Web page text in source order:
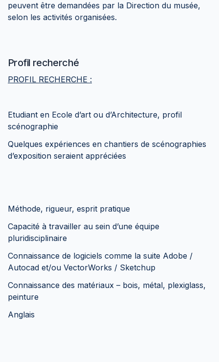
peuvent être demandées par la Direction du musée,
selon les activités organisées.
Profil recherché
PROFIL RECHERCHE :
Etudiant en Ecole d’art ou d’Architecture, profil
scénographie
Quelques expériences en chantiers de scénographies
d’exposition seraient appréciées
Méthode, rigueur, esprit pratique
Capacité à travailler au sein d’une équipe
pluridisciplinaire
Connaissance de logiciels comme la suite Adobe /
Autocad et/ou VectorWorks / Sketchup
Connaissance des matériaux – bois, métal, plexiglass,
peinture
Anglais